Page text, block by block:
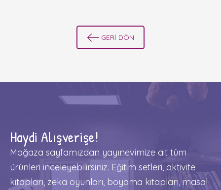
GERİ DÖN
Haydi Alışverişe!
Mağaza sayfamızdan yayınevimize ait tüm
ürünleri inceleyebilirsiniz. Eğitim setleri, aktivite
kitapları, zeka oyunları, boyama kitapları, masal